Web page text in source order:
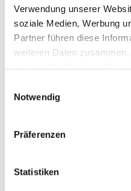
Verwendung unserer
soziale Medien, Werbung
Partner führen diese
weiteren Daten
Notwendig
Präferenzen
Statistiken